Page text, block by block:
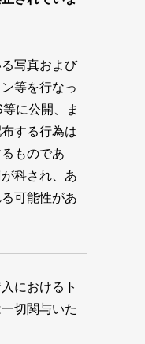
写真および
等を行なっ
に公開、ま
する行為は
ものであ
科され、あ
可能性があ
におけるト
切関与いた